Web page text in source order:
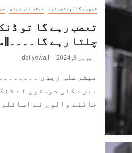
فیچر، کالم،تجزئیے مبشر علی زیدی
تعصب رہے گا تو
چلتا رہے
اپریل 8, 2024 dailyswail
مبشرعلی زیدی
میرے کئی دوستوں نے
جاننے والوں نے